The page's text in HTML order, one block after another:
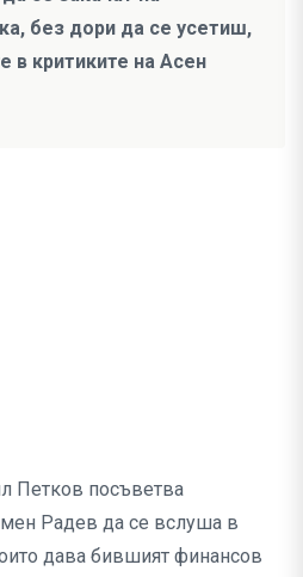
без дори да се усетиш,
в критиките на Асен
Петков посъветва
Радев да се вслуша в
дава бившият финансов